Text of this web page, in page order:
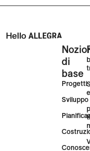
di
base
Progetti
Sviluppo